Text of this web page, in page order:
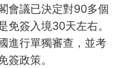
會議已決定對90多個
免簽入境30天左右。
進行單獨審查，並考
簽政策。